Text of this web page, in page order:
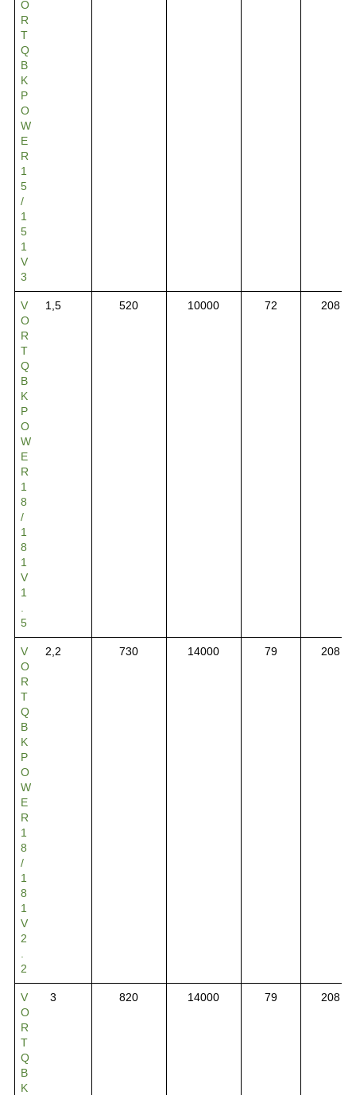
O
R
T
Q
B
K
P
O
W
E
R
1
5
/
1
5
1
V
3
V
O
R
T
Q
B
K
P
O
W
E
R
1
8
/
1
8
1
V
1
5
1,5 520 10000 72 208
V
O
R
T
Q
B
K
P
O
W
E
R
1
8
/
1
8
1
V
2
2
2,2 730 14000 79 208
V
O
R
T
Q
B
K
3 820 14000 79 208